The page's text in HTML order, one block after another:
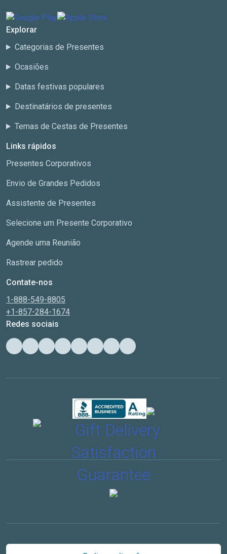
Explorar
Categorias de Presentes
Ocasiões
Datas festivas populares
Destinatários de presentes
Temas de Cestas de Presentes
Links rápidos
Presentes Corporativos
Envio de Grandes Pedidos
Assistente de Presentes
Selecione um Presente Corporativo
Agende uma Reunião
Rastrear pedido
Contate-nos
1-888-549-8805
+1-857-284-1674
Redes sociais